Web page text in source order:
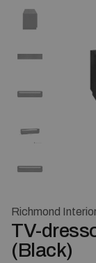
Richmond
TV-
(Black)